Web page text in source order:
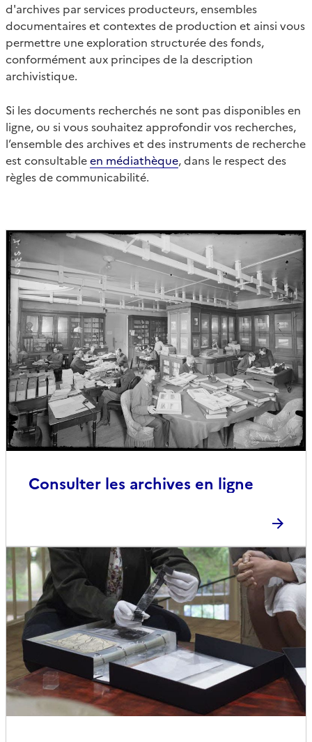
d'archives par services producteurs, ensembles
documentaires et contextes de production et ainsi vous
permettre une exploration structurée des fonds,
conformément aux principes de la description
archivistique.
Si les documents recherchés ne sont pas disponibles en
ligne, ou si vous souhaitez approfondir vos recherches,
l’ensemble des archives et des instruments de recherche
est consultableen médiathèque, dans le respect des
règles de communicabilité.
Consulter les archives en ligne